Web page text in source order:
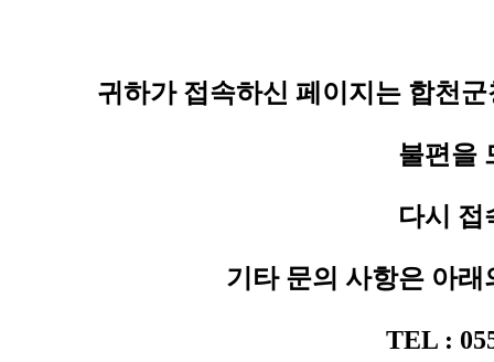
귀하가 접속하신 페이지는 합천
불편을
다시 접
기타 문의 사항은 아
TEL :